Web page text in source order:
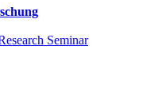
Seminar